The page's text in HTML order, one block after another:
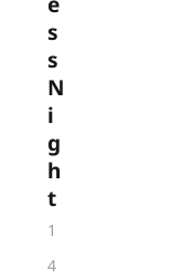
s
s
N
i
g
h
t
1
4